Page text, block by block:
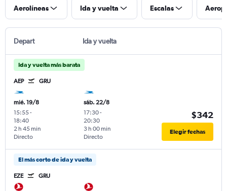
Aerolíneas Ida y vuelta Escalas
Depart Ida y vuelta
Ida y vuelta más barata
AEP GRU
mié. 19/8
15:55-
18:40
Directo
2 h 45 min
sáb. 22/8
17:30-
20:30
Directo
3 h 00 min
$342
Elegir fechas
El más corto de ida y vuelta
EZE GRU